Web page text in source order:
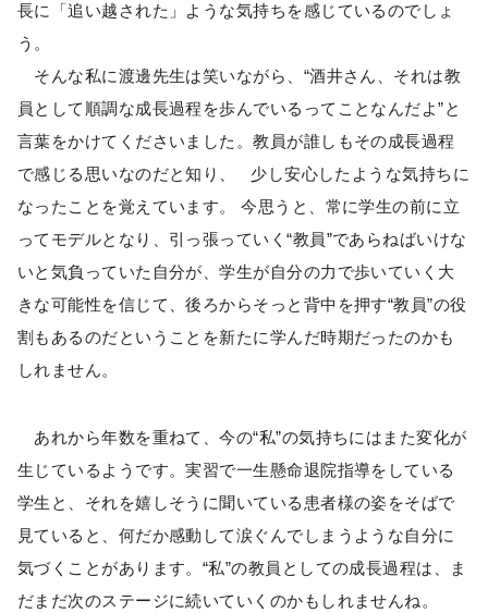
長に「追い越された」ような気持ちを感じているのでしょ
う。
そんな私に渡邊先生は笑いながら、“酒井さん、それは教
員として順調な成長過程を歩んでいるってことなんだよ”と
言葉をかけてくださいました。教員が誰しもその成長過程
で感じる思いなのだと知り、 少し安心したような気持ちに
なったことを覚えています。 今思うと、常に学生の前に立
ってモデルとなり、引っ張っていく“教員”であらねばいけな
いと気負っていた自分が、学生が自分の力で歩いていく大
きな可能性を信じて、後ろからそっと背中を押す“教員”の役
割もあるのだということを新たに学んだ時期だったのかも
しれません。
あれから年数を重ねて、今の“私”の気持ちにはまた変化が
生じているようです。実習で一生懸命退院指導をしている
学生と、それを嬉しそうに聞いている患者様の姿をそばで
見ていると、何だか感動して涙ぐんでしまうような自分に
気づくことがあります。“私”の教員としての成長過程は、ま
だまだ次のステージに続いていくのかもしれませんね。